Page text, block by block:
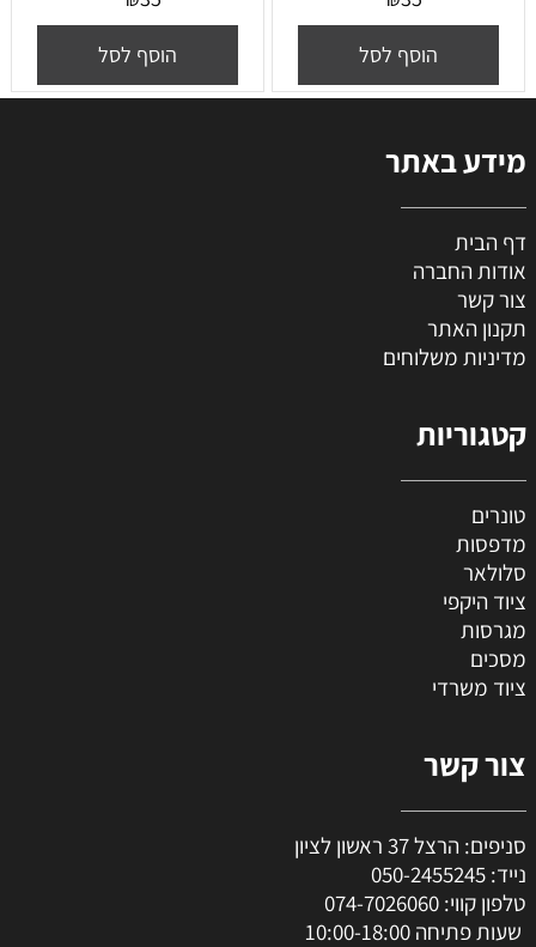
הוסף לסל הוסף לסל
מידע באתר
דף הבית
אודות החברה
צור קשר
תקנון האתר
מדיניות משלוחים
קטגוריות
טונרים
מדפסות
סלולאר
ציוד היקפי
מגרסות
מסכים
ציוד משרדי
צור קשר
סניפים: הרצל 37 ראשון לציון
נייד: 050-2455245
טלפון קווי: 074-7026060
שעות פתיחה 10:00-18:00